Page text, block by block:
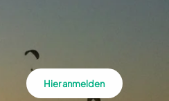
Hier anmelden